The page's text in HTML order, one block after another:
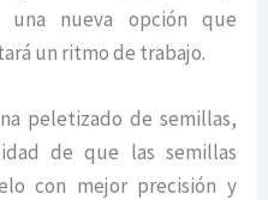
una nueva opción que
un ritmo de trabajo.
peletizado de semillas,
de que las semillas
con mejor precisión y